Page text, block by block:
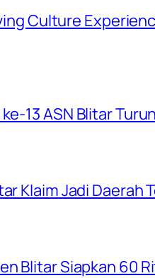
Culture
13 ASN Blitar
Klaim Jadi Daerah
Blitar Siapkan 60